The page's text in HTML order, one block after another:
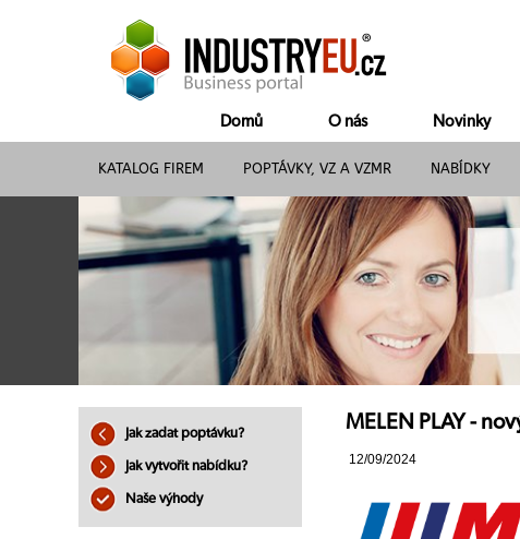
Domů O nás Novinky
KATALOG FIREM POPTÁVKY, VZ A VZMR NABÍDKY
Jak zadat poptávku?
Jak vytvořit nabídku?
Naše výhody
MELEN PLAY -
12/09/2024